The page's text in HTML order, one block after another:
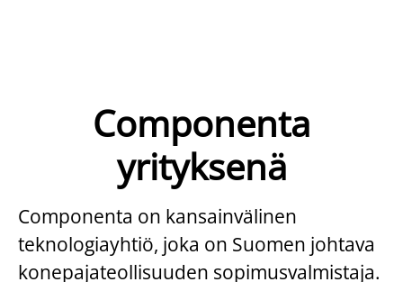
Componenta
yrityksenä
Componenta on kansainvälinen
teknologiayhtiö, joka on Suomen johtava
konepajateollisuuden sopimusvalmistaja.